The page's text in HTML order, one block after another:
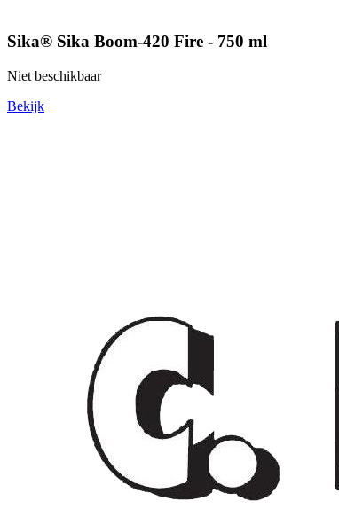
Sika® Sika Boom-420 Fire - 750 ml
Niet beschikbaar
Bekijk